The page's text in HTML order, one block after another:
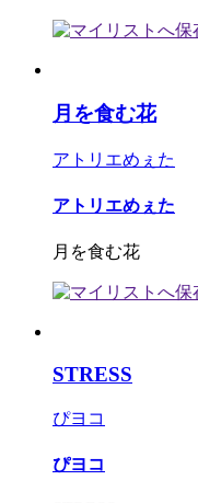
月を食む花
アトリエめぇた
アトリエめぇた
月を食む花
STRESS
ぴヨコ
ぴヨコ